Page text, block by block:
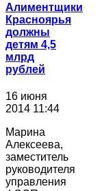
Алиментщики
Красноярья
должны
детям 4,5
млрд
рублей
16 июня
2014 11:44
Марина
Алексеева,
заместитель
руководителя
управления